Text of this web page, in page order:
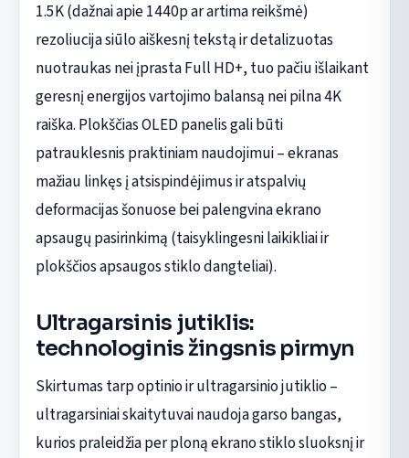
1.5K (dažnai apie 1440p ar artima reikšmė)
rezoliucija siūlo aiškesnį tekstą ir detalizuotas
nuotraukas nei įprasta Full HD+, tuo pačiu išlaikant
geresnį energijos vartojimo balansą nei pilna 4K
raiška. Plokščias OLED panelis gali būti
patrauklesnis praktiniam naudojimui – ekranas
mažiau linkęs į atsispindėjimus ir atspalvių
deformacijas šonuose bei palengvina ekrano
apsaugų pasirinkimą (taisyklingesni laikikliai ir
plokščios apsaugos stiklo dangteliai).
Ultragarsinis jutiklis:
technologinis žingsnis pirmyn
Skirtumas tarp optinio ir ultragarsinio jutiklio –
ultragarsiniai skaitytuvai naudoja garso bangas,
kurios praleidžia per ploną ekrano stiklo sluoksnį ir